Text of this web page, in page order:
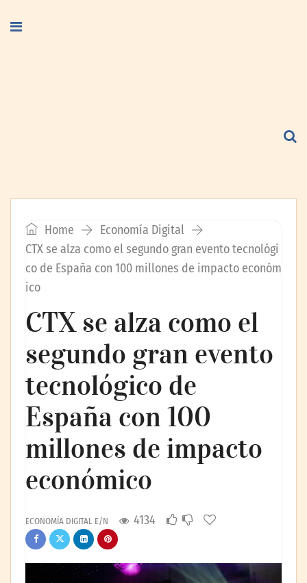
Home
Economía Digital
CTX se alza como el segundo gran evento tecnológi
co de España con 100 millones de impacto económ
ico
CTX se alza como el
segundo gran evento
tecnológico de
España con 100
millones de impacto
económico
ECONOMÍA DIGITAL E/N 4134